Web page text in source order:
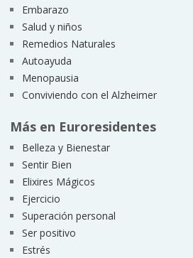
Embarazo
Salud y niños
Remedios Naturales
Autoayuda
Menopausia
Conviviendo con el Alzheimer
Más en Euroresidentes
Belleza y Bienestar
Sentir Bien
Elixires Mágicos
Ejercicio
Superación personal
Ser positivo
Estrés